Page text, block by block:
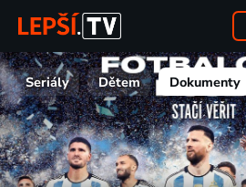
Seriály Dětem Dokumenty